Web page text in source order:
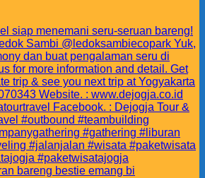
bareng bestie emang bi